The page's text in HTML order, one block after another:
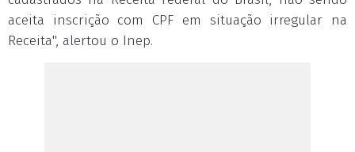
aceita inscrição com CPF em situação irregular na
Receita", alertou o Inep.